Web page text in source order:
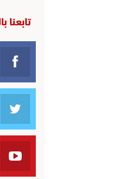
تابعنا